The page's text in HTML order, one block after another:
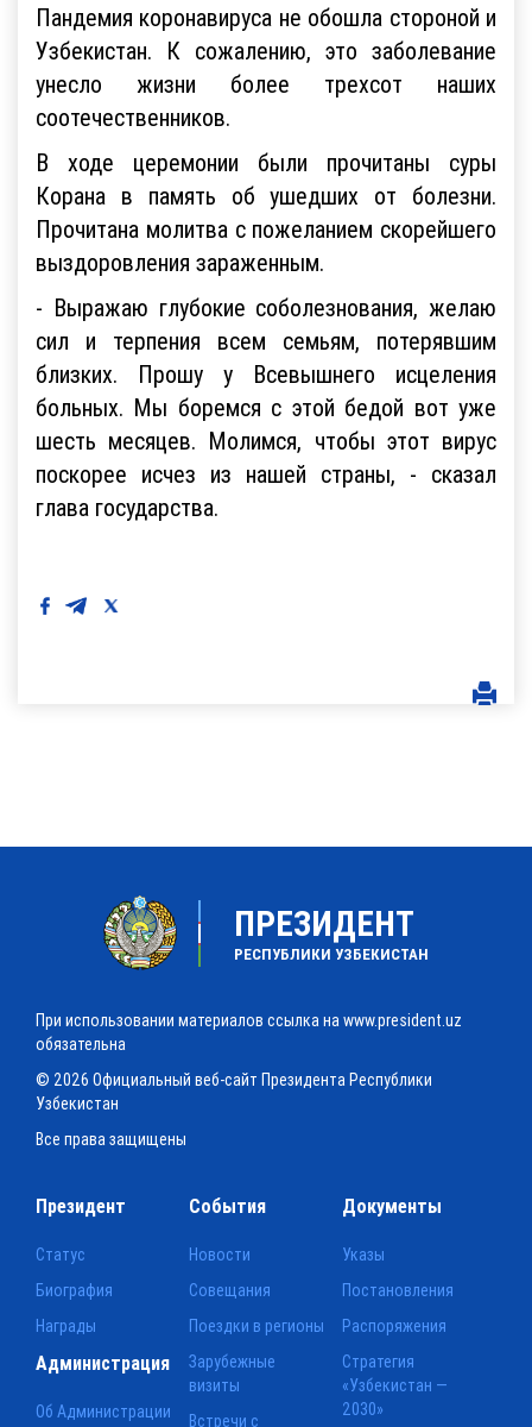
Пандемия коронавируса не обошла стороной и
Узбекистан. К сожалению, это заболевание
унесло жизни более трехсот наших
соотечественников.
В ходе церемонии были прочитаны суры
Корана в память об ушедших от болезни.
Прочитана молитва с пожеланием скорейшего
выздоровления зараженным.
- Выражаю глубокие соболезнования, желаю
сил и терпения всем семьям, потерявшим
близких. Прошу у Всевышнего исцеления
больных. Мы боремся с этой бедой вот уже
шесть месяцев. Молимся, чтобы этот вирус
поскорее исчез из нашей страны, - сказал
глава государства.
ПРЕЗИДЕНТ
РЕСПУБЛИКИ УЗБЕКИСТАН
При использовании материалов ссылка на www.president.uz
обязательна
© 2026 Официальный веб-сайт Президента Республики
Узбекистан
Все права защищены
Президент
Статус
Биография
Награды
События
Новости
Совещания
Поездки в регионы
Зарубежные
визиты
Встречи с
Документы
Указы
Постановления
Распоряжения
Стратегия
«Узбекистан —
2030»
Администрация
Об Администрации